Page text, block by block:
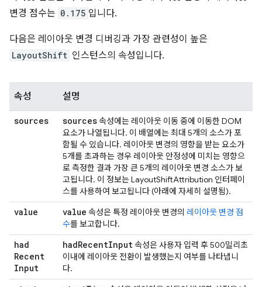
변경 점수는 0.175 입니다.
다음은 레이아웃 변경 디버깅과 가장 관련성이 높은
LayoutShift 인스턴스의 속성입니다.
속성 설명
sources sources속성에는 레이아웃 이동 중에 이동한 DOM
요소가 나열됩니다. 이 배열에는 최대 5개의 소스가 포
함될 수 있습니다. 레이아웃 변경의 영향을 받는 요소가
5개를 초과하는 경우 레이아웃 안정성에 미치는 영향으
로 측정한 결과 가장 큰 5개의 레이아웃 변경 소스가 보
고됩니다. 이 정보는 LayoutShiftAttribution 인터페이
스를 사용하여 보고됩니다 (아래에 자세히 설명됨).
value value 속성은 특정 레이아웃 변경의 레이아웃 변경 점
수를 보고합니다.
had
Recent
Input
hadRecentInput속성은 사용자 입력 후 500밀리초
이내에 레이아웃 전환이 발생했는지 여부를 나타냅니
다.